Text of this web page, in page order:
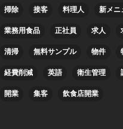
掃除 接客 料理人 新メニ
業務用食品 正社員 求人
清掃 無料サンプル 物件
経費削減 英語 衛生管理
開業 集客 飲食店開業